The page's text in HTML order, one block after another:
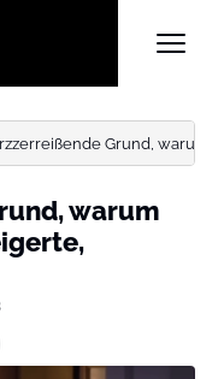
Grund, warum
warum